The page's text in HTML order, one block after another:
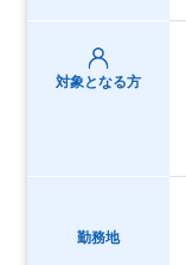
対象となる方
勤務地